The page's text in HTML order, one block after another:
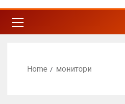
Home монитори